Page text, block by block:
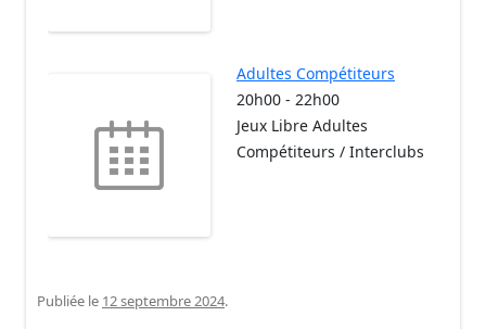
Adultes Compétiteurs
20h00 - 22h00
Jeux Libre Adultes
Compétiteurs / Interclubs
Publiée le 12 septembre 2024.